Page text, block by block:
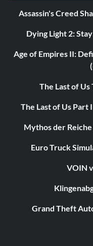
Assassin's Creed
Dying Light 2:
Age of Empires II:
The Last of Us
The Last of Us Part
Mythos der
Euro Truck
VOIN
Grand Theft